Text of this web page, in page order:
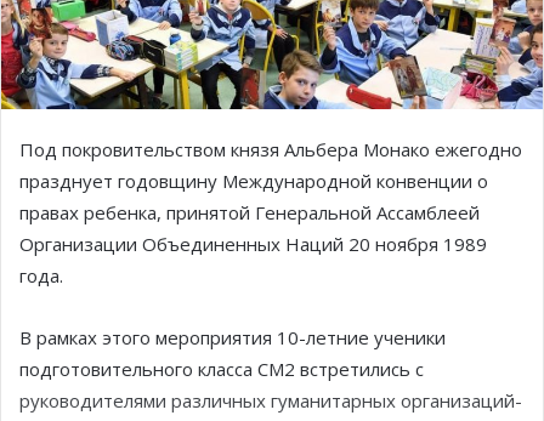
Под покровительством князя Альбера Монако ежегодно
празднует годовщину Международной конвенции о
правах ребенка, принятой Генеральной Ассамблеей
Организации Объединенных Наций 20 ноября 1989
года.
В рамках этого мероприятия 10-летние ученики
подготовительного класса CM2 встретились с
руководителями различных гуманитарных организаций-